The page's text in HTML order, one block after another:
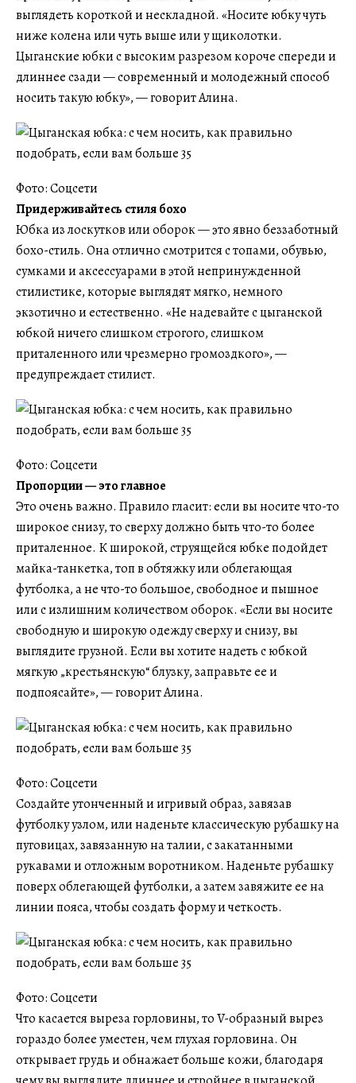
выглядеть короткой и нескладной. «Носите юбку чуть
ниже колена или чуть выше или у щиколотки.
Цыганские юбки с высоким разрезом короче спереди и
длиннее сзади — современный и молодежный способ
носить такую юбку», — говорит Алина.
Фото: Соцсети
Придерживайтесь стиля бохо
Юбка из лоскутков или оборок — это явно беззаботный
бохо-стиль. Она отлично смотрится с топами, обувью,
сумками и аксессуарами в этой непринужденной
стилистике, которые выглядят мягко, немного
экзотично и естественно. «Не надевайте с цыганской
юбкой ничего слишком строгого, слишком
приталенного или чрезмерно громоздкого», —
предупреждает стилист.
Фото: Соцсети
Пропорции — это главное
Это очень важно. Правило гласит: если вы носите что-то
широкое снизу, то сверху должно быть что-то более
приталенное. К широкой, струящейся юбке подойдет
майка-танкетка, топ в обтяжку или облегающая
футболка, а не что-то большое, свободное и пышное
или с излишним количеством оборок. «Если вы носите
свободную и широкую одежду сверху и снизу, вы
выглядите грузной. Если вы хотите надеть с юбкой
мягкую „крестьянскую“ блузку, заправьте ее и
подпоясайте», — говорит Алина.
Фото: Соцсети
Создайте утонченный и игривый образ, завязав
футболку узлом, или наденьте классическую рубашку на
пуговицах, завязанную на талии, с закатанными
рукавами и отложным воротником. Наденьте рубашку
поверх облегающей футболки, а затем завяжите ее на
линии пояса, чтобы создать форму и четкость.
Фото: Соцсети
Что касается выреза горловины, то V-образный вырез
гораздо более уместен, чем глухая горловина. Он
открывает грудь и обнажает больше кожи, благодаря